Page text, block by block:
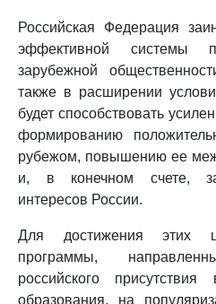
Российская Федерация
эффективной системы
зарубежной
также в расширении
будет способствовать
формированию
рубежом, повышению ее
и, в конечном счете,
интересов России.
Для достижения этих
программы,
российского
образования, на